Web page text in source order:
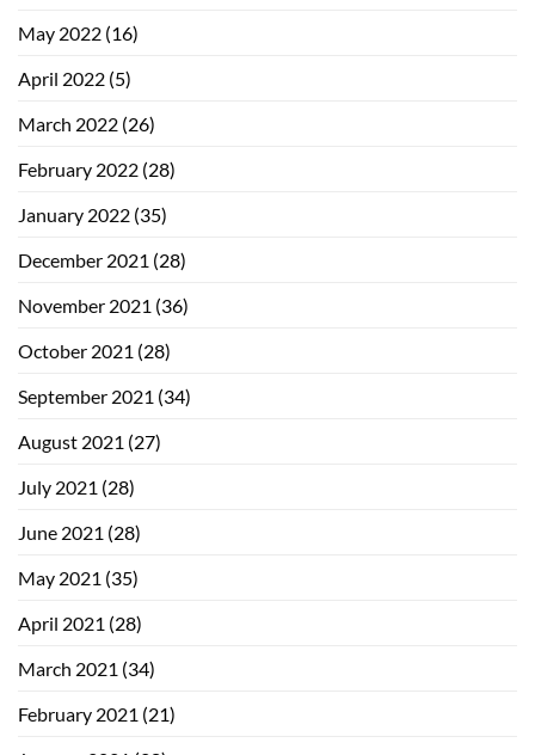
May 2022 (16)
April 2022 (5)
March 2022 (26)
February 2022 (28)
January 2022 (35)
December 2021 (28)
November 2021 (36)
October 2021 (28)
September 2021 (34)
August 2021 (27)
July 2021 (28)
June 2021 (28)
May 2021 (35)
April 2021 (28)
March 2021 (34)
February 2021 (21)